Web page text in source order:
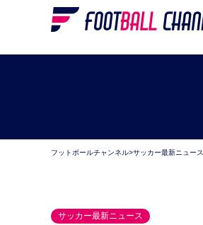
フットボールチャンネル>サッカー最新ニュース
サッカー最新ニュース